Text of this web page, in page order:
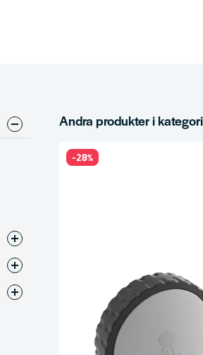
Andra produkter i
-28%